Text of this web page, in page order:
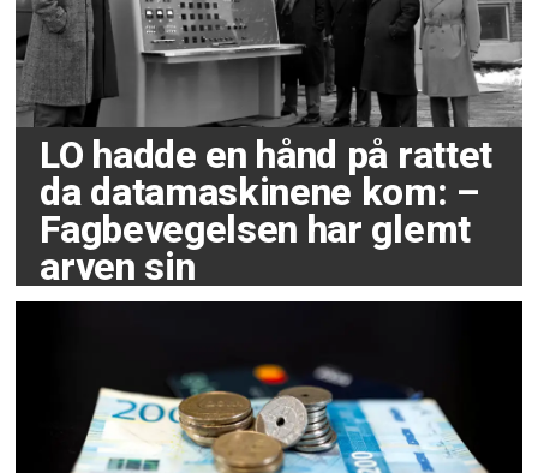
LO hadde en hånd på rattet
da datamaskinene kom: –
Fagbevegelsen har glemt
arven sin